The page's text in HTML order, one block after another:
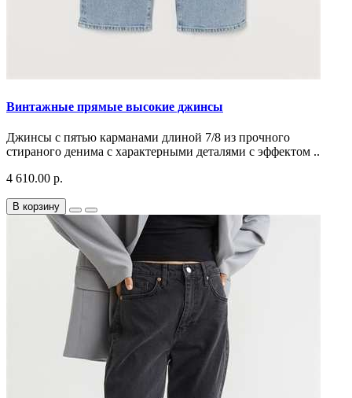
Винтажные прямые высокие джинсы
Джинсы с пятью карманами длиной 7/8 из прочного
стираного денима с характерными деталями с эффектом ..
4 610.00 р.
В корзину